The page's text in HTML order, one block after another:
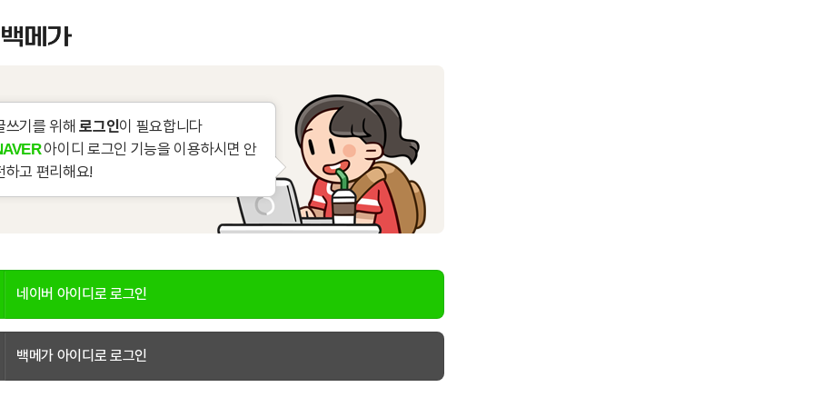
쓰기를 위해로그인이 필요합니다
아이디 로그인 기능을 이용하시면 안
하고 편리해요!
네이버 아이디로 로그인
백메가 아이디로 로그인